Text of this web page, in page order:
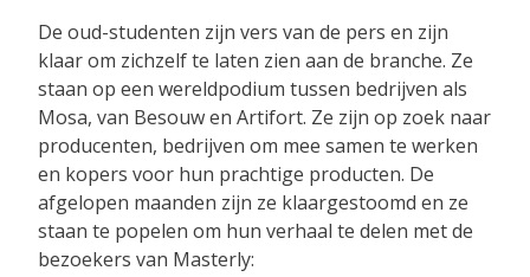
De oud-studenten zijn vers van de pers en zijn
klaar om zichzelf te laten zien aan de branche. Ze
staan op een wereldpodium tussen bedrijven als
Mosa, van Besouw en Artifort. Ze zijn op zoek naar
producenten, bedrijven om mee samen te werken
en kopers voor hun prachtige producten. De
afgelopen maanden zijn ze klaargestoomd en ze
staan te popelen om hun verhaal te delen met de
bezoekers van Masterly: